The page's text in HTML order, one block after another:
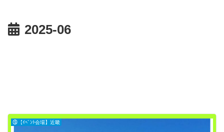
2025-06
⑬【ｲﾍﾞﾝﾄ会場】近畿